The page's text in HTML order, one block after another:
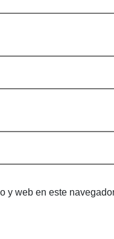
y web en este